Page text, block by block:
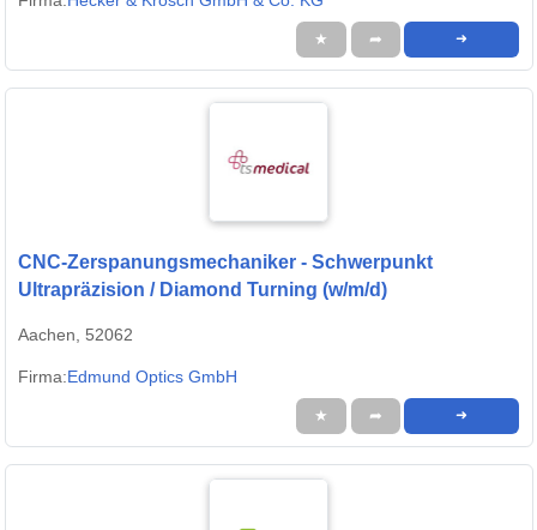
★ ➦ ➜
CNC-Zerspanungsmechaniker - Schwerpunkt
Ultrapräzision / Diamond Turning (w/m/d)
Aachen, 52062
Firma:Edmund Optics GmbH
★ ➦ ➜